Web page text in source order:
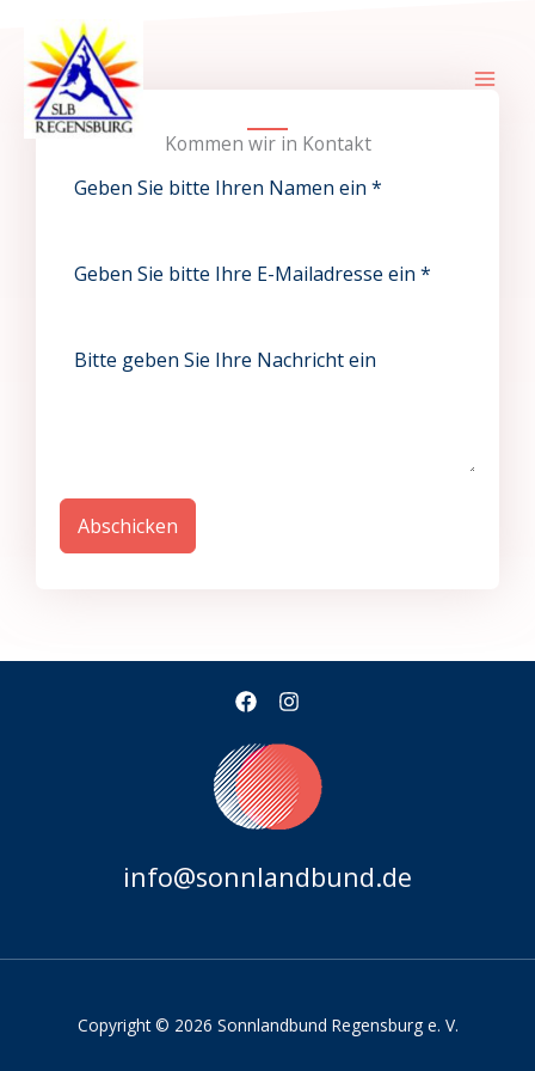
Inhalt
springen
Kommen wir in Kontakt
Abschicken
info@sonnlandbund.de
Copyright © 2026 Sonnlandbund Regensburg e. V.